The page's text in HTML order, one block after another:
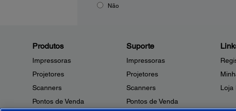
Não
Produtos
Impressoras
Projetores
Scanners
Pontos de Venda
Suporte
Impressoras
Projetores
Scanners
Pontos de Venda
Loja